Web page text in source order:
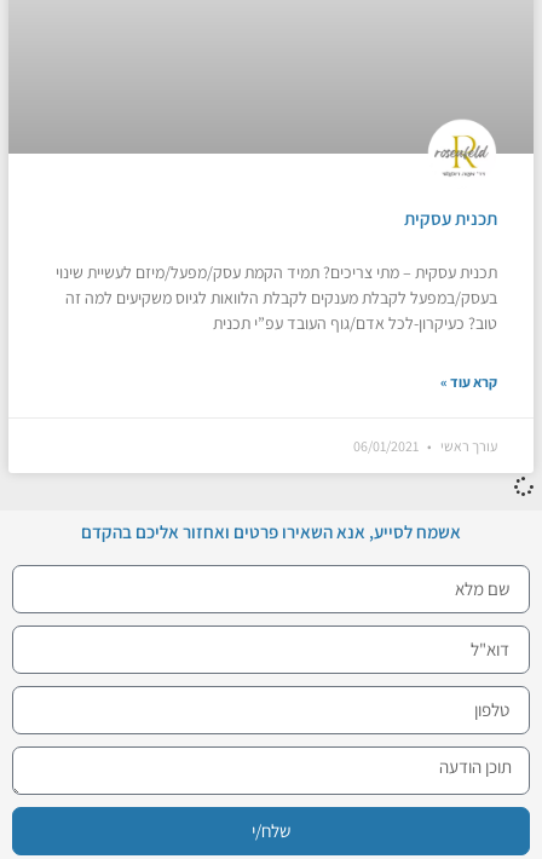
תכנית עסקית
תכנית עסקית – מתי צריכים? תמיד הקמת עסק/מפעל/מיזם לעשיית שינוי
בעסק/במפעל לקבלת מענקים לקבלת הלוואות לגיוס משקיעים למה זה
טוב? כעיקרון-לכל אדם/גוף העובד עפ”י תכנית
קרא עוד »
עורך ראשי
אשמח לסייע, אנא השאירו פרטים ואחזור אליכם בהקדם
שלח/י